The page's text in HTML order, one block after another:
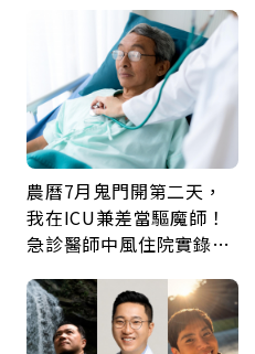
農曆7月鬼門開第二天，
我在ICU兼差當驅魔師！
急診醫師中風住院實錄：